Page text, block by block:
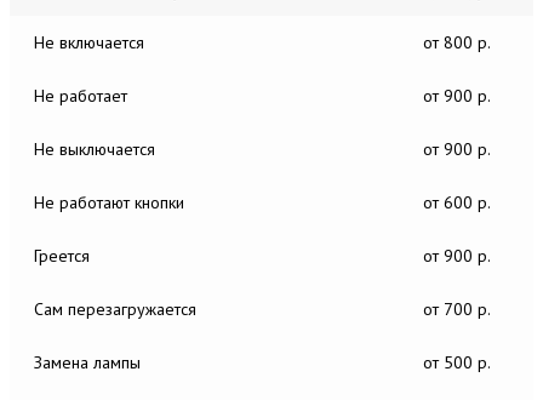
Не включается от 800 р.
Не работает от 900 р.
Не выключается от 900 р.
Не работают кнопки от 600 р.
Греется от 900 р.
Сам перезагружается от 700 р.
Замена лампы от 500 р.